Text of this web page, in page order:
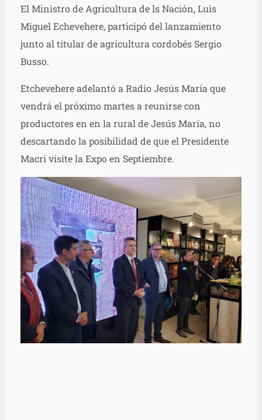
El Ministro de Agricultura de ls Nación, Luis
Miguel Echevehere, participó del lanzamiento
junto al titular de agricultura cordobés Sergio
Busso.
Etchevehere adelantó a Radio Jesús María que
vendrá el próximo martes a reunirse con
productores en en la rural de Jesús María, no
descartando la posibilidad de que el Presidente
Macri visite la Expo en Septiembre.